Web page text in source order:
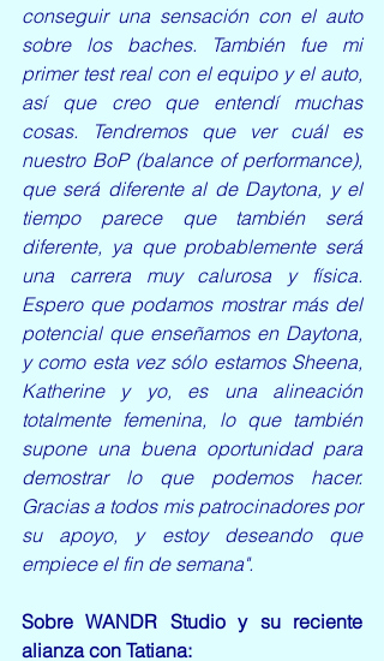
conseguir una sensación con el auto
sobre los baches. También fue mi
primer test real con el equipo y el auto,
así que creo que entendí muchas
cosas. Tendremos que ver cuál es
nuestro BoP (balance of performance),
que será diferente al de Daytona, y el
tiempo parece que también será
diferente, ya que probablemente será
una carrera muy calurosa y física.
Espero que podamos mostrar más del
potencial que enseñamos en Daytona,
y como esta vez sólo estamos Sheena,
Katherine y yo, es una alineación
totalmente femenina, lo que también
supone una buena oportunidad para
demostrar lo que podemos hacer.
Gracias a todos mis patrocinadores por
su apoyo, y estoy deseando que
empiece el fin de semana".
Sobre WANDR Studio y su reciente
alianza con Tatiana: